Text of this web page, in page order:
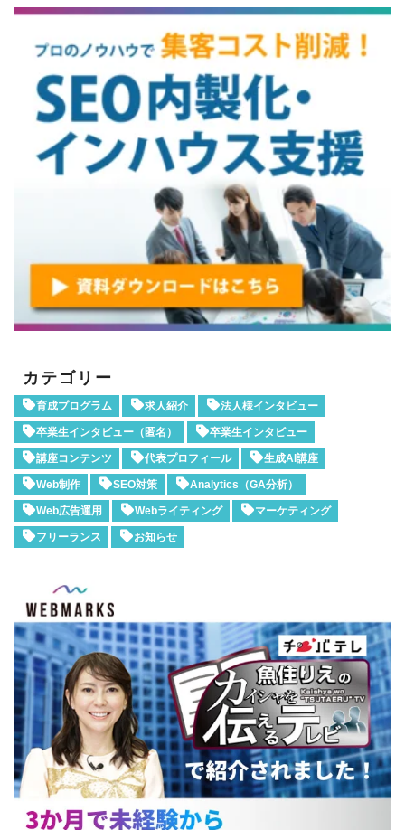
カテゴリー
育成プログラム 求人紹介 法人様インタビュー
卒業生インタビュー（匿名） 卒業生インタビュー
講座コンテンツ 代表プロフィール 生成AI講座
Web制作 SEO対策 Analytics（GA分析）
Web広告運用 Webライティング マーケティング
フリーランス お知らせ